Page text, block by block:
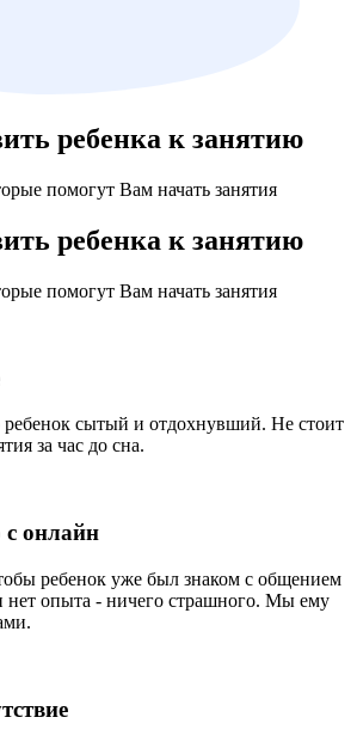
ребенка к занятию
помогут Вам начать занятия
ребенка к занятию
помогут Вам начать занятия
ребенок сытый и отдохнувший. Не стоит
за час до сна.
с онлайн
ребенок уже был знаком с общением
нет опыта - ничего страшного. Мы ему